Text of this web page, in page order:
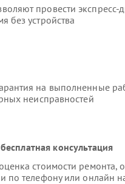
провести экспресс-
без устройства
на выполненные
неисправностей
консультация
стоимости ремонта,
по телефону или онлайн